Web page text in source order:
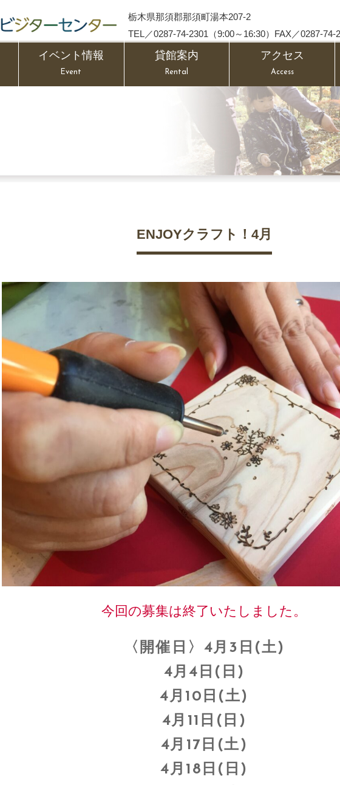
栃木県那須郡那須町湯本207-2
TEL／0287-74-2301（9:00～16:30）FAX／0287-74-
イベント情報
Event
貸館案内
Rental
アクセス
Access
ENJOYクラフト！4月
今回の募集は終了いたしました。
〈開催日〉4月3日(土)
4月4日(日)
4月10日(土)
4月11日(日)
4月17日(土)
4月18日(日)